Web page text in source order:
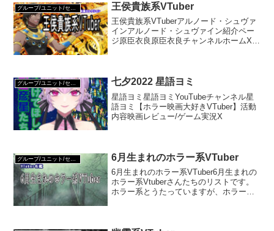
王侯貴族系VTuber
王侯貴族系VTuberアルノード・シュヴァ
インアルノード・シュヴァイン紹介ペー
ジ原臣衣良原臣衣良チャンネルホームX紹
グループ/ユニット/セレクション 七夕2022 星語ヨミ
星語ヨミ星語ヨミYouTubeチャンネル星
語ヨミ【ホラー映画大好きVTuber】活動
内容映画レビュー/ゲーム実況X
グループ/ユニット/セレクション 6月生まれのホラー系VTuber
6月生まれのホラー系VTuber6月生まれの
ホラー系Vtuberさんたちのリストです。
ホラー系とうたっていますが、ホラー系